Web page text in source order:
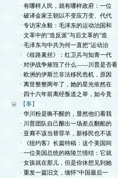
· 有哪样人民，就有哪样政府：一位
· 破译金家王朝以不变应万变、代代
· 专访宋永毅：毛泽东的运动治国和
· 文革中的“造反派”与后文革的“造
· 毛泽东与中共为何一直把“运动治
· 《歧路素丝》：红卫兵与知青一代
· 对伊战争摧毁了什么——川普是否看
· 欧洲的伊斯兰非法移民危机，原因
· 离世整整两年了，她的星光依然在
· 四十六年前离经叛道之举，如今竟
【事】
· 华川粉是唤不醒的，显然他们看我
· 川普团队自己酿出一场差点翻船的
· 亚裔不该当替罪羊，新移民也不该
· 《纽约客》长篇特稿：这个美国间
· 一位美国总统的格陵兰情结：它就
· 女孩就在那儿，但是你休想见到她
· 重发一篇旧文，缅怀“中国最后一